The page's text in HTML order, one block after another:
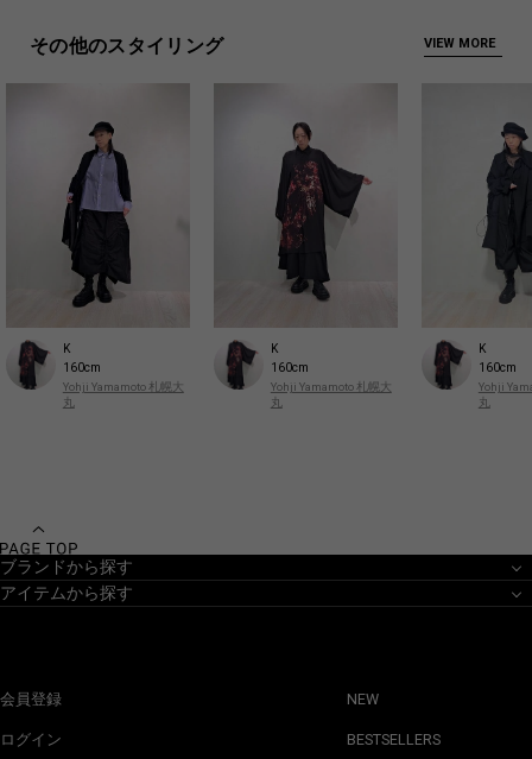
その他のスタイリング VIEW MORE
K
160cm
Yohji Yamamoto 札幌大
丸
K
160cm
Yohji Yamamoto 札幌大
丸
K
160cm
Yohji
丸
ブランドから探す
アイテムから探す
会員登録
ログイン
NEW
BESTSELLERS